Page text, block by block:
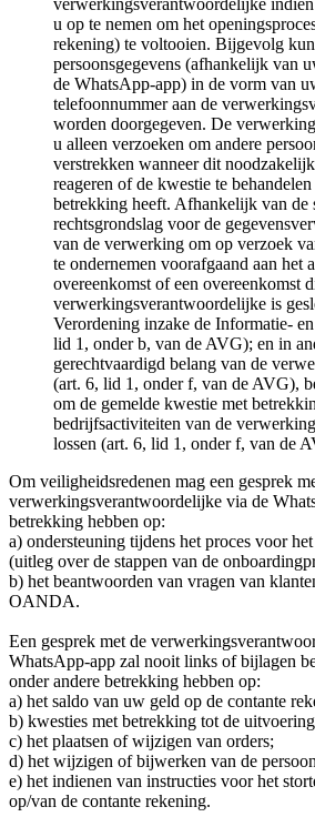
verwerkingsverantwoordelijke
u op te nemen om het
rekening) te voltooien. Bijgevolg
persoonsgegevens (afhankelijk van
de WhatsApp-app) in de vorm van
telefoonnummer aan de
worden doorgegeven. De
u alleen verzoeken om andere
verstrekken wanneer dit
reageren of de kwestie te
betrekking heeft. Afhankelijk van de
rechtsgrondslag voor de
van de verwerking om op verzoek
te ondernemen voorafgaand aan het
overeenkomst of een overeenkomst
verwerkingsverantwoordelijke is
Verordening inzake de Informatie-
lid 1, onder b, van de AVG); en in
gerechtvaardigd belang van de
(art. 6, lid 1, onder f, van de AVG),
om de gemelde kwestie met
bedrijfsactiviteiten van de
lossen (art. 6, lid 1, onder f, van de
Om veiligheidsredenen mag een gesprek
verwerkingsverantwoordelijke via de
betrekking hebben op:
a) ondersteuning tijdens het proces voor
(uitleg over de stappen van de
b) het beantwoorden van vragen van
OANDA.
Een gesprek met de
WhatsApp-app zal nooit links of bijlagen
onder andere betrekking hebben op:
a) het saldo van uw geld op de contante
b) kwesties met betrekking tot de
c) het plaatsen of wijzigen van orders;
d) het wijzigen of bijwerken van de
e) het indienen van instructies voor het
op/van de contante rekening.